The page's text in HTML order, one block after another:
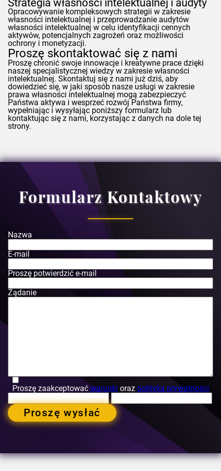
Opracowywanie kompleksowych strategii w zakresie
własności intelektualnej i przeprowadzanie audytów
własności intelektualnej w celu identyfikacji cennych
aktywów, potencjalnych zagrożeń oraz możliwości
ochrony i monetyzacji.
Proszę skontaktować się z nami
Proszę chronić swoje innowacje i kreatywne prace dzięki
naszej specjalistycznej wiedzy w zakresie własności
intelektualnej. Skontaktuj się z nami już dziś, aby
dowiedzieć się, w jaki sposób nasze usługi w zakresie
prawa własności intelektualnej mogą zabezpieczyć
Państwa aktywa i wesprzeć rozwój Państwa firmy,
wypełniając i wysyłając poniższy formularz lub
kontaktując się z nami, korzystając z danych na dole tej
strony.
Formularz Kontaktowy
Nazwa
E-mail
Proszę potwierdzić e-mail
Żądanie
Proszę zaakceptować warunki oraz polityka prywatności
Proszę wysłać